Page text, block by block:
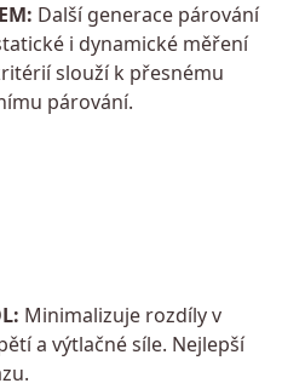
Další generace párování
i dynamické měření
slouží k přesnému
párování.
Minimalizuje rozdíly v
a výtlačné síle. Nejlepší